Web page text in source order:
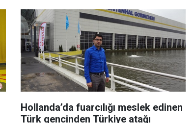
Hollanda’da fuarcılığı meslek edinen
Türk gencinden Türkiye atağı